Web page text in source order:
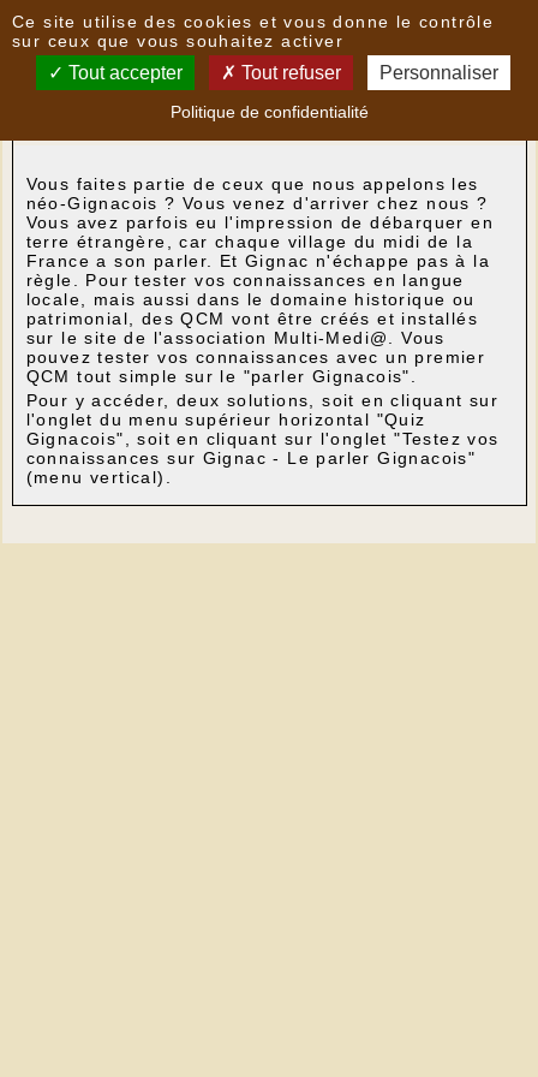
Nouvelles
Une nouvelle rubrique sur ce site - le
Vous faites partie de ceux que nous appelons les
néo-Gignacois ? Vous venez d'arriver chez nous ?
Vous avez parfois eu l'impression de débarquer en
terre étrangère, car chaque village du midi de la
France a son parler. Et Gignac n'échappe pas à la
règle. Pour tester vos connaissances en langue
locale, mais aussi dans le domaine historique ou
patrimonial, des QCM vont être créés et installés
sur le site de l'association Multi-Medi@. Vous
pouvez tester vos connaissances avec un premier
QCM tout simple sur le "parler Gignacois".
Pour y accéder, deux solutions, soit en cliquant sur
l'onglet du menu supérieur horizontal "Quiz
Gignacois", soit en cliquant sur l'onglet "Testez vos
connaissances sur Gignac - Le parler Gignacois"
(menu vertical).
Ce site utilise des cookies et vous donne le contrôle
sur ceux que vous souhaitez activer
Tout accepter Tout refuser Personnaliser
Politique de confidentialité